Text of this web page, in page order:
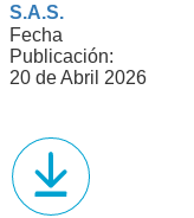
S.A.S.
Fecha
Publicación:
20 de Abril 2026